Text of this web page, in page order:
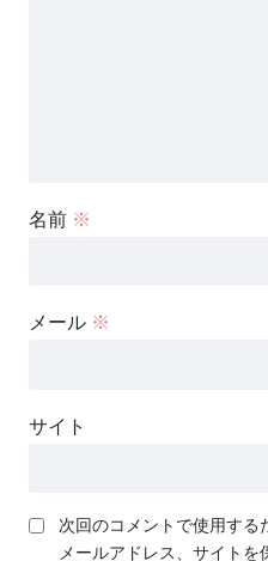
名前 ※
メール ※
サイト
次回のコメントで使用する
メールアドレス、サイトを